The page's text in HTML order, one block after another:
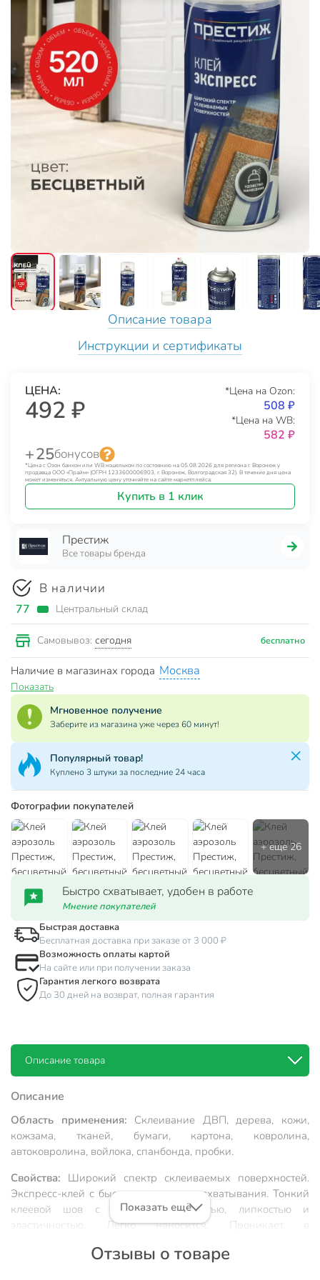
Описание товара
Инструкции и сертификаты
ЦЕНА:
492 ₽
*Цена на Ozon:
508 ₽
*Цена на WB:
582 ₽
+ 25бонусов
*Цена с Озон банком или WB кошельком по состоянию на 05.08.2026 для региона г. Воронеж у
продавца ООО «Прайм» (ОГРН 1233600006903, г. Воронеж, Волгоградская 32). В течение дня цена
может изменяться. Актуальную цену уточняйте на сайте маркетплейса.
Купить в 1 клик
Престиж
Все товары бренда
В наличии
77 Центральный склад
Самовывоз: сегодня бесплатно
Наличие в магазинах города Москва
Показать
Мгновенное получение
Заберите из магазина уже через 60 минут!
Популярный товар!
Куплено 3 штуки за последние 24 часа
Фотографии покупателей
Быстро схватывает, удобен в работе
Мнение покупателей
Быстрая доставка
Бесплатная доставка при заказе от 3 000 ₽
Возможность оплаты картой
На сайте или при получении заказа
Гарантия легкого возврата
До 30 дней на возврат, полная гарантия
Описание товара
Описание
Область применения: Склеивание ДВП, дерева, кожи,
кожзама, тканей, бумаги, картона, ковролина,
автоковролина, войлока, спанбонда, пробки.
Свойства: Широкий спектр склеиваемых поверхностей.
Экспресс-клей с быстрым временем схватывания. Тонкий
клеевой шов с высокой прочностью, липкостью и
эластичностью. Легко наносится. Проникает в
Показать ещё
Отзывы о товаре